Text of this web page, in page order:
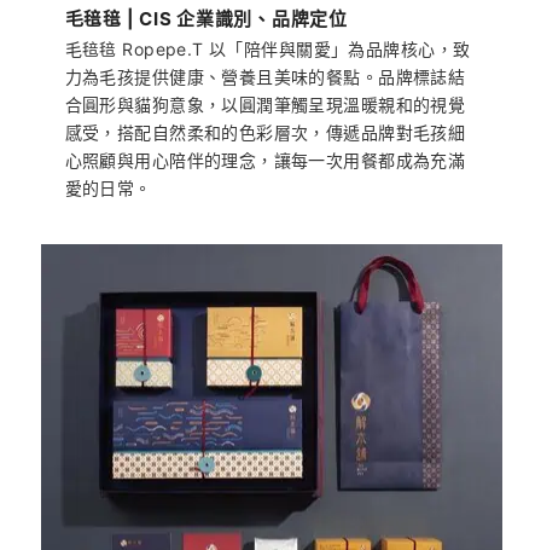
毛毰毰 | CIS 企業識別、品牌定位
毛毰毰 Ropepe.T 以「陪伴與關愛」為品牌核心，致
力為毛孩提供健康、營養且美味的餐點。品牌標誌結
合圓形與貓狗意象，以圓潤筆觸呈現溫暖親和的視覺
感受，搭配自然柔和的色彩層次，傳遞品牌對毛孩細
心照顧與用心陪伴的理念，讓每一次用餐都成為充滿
愛的日常。